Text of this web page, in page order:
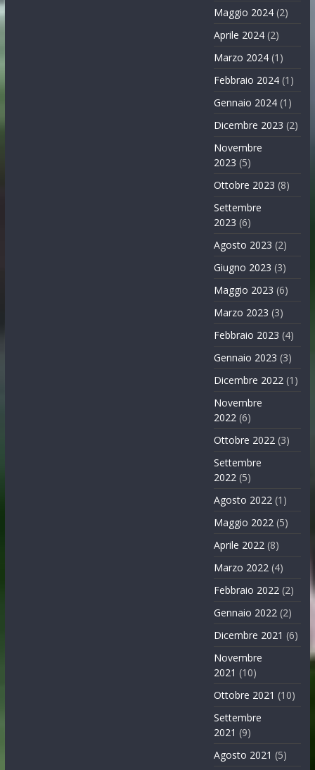
Maggio 2024 (2)
Aprile 2024 (2)
Marzo 2024 (1)
Febbraio 2024 (1)
Gennaio 2024 (1)
Dicembre 2023 (2)
Novembre
2023 (5)
Ottobre 2023 (8)
Settembre
2023 (6)
Agosto 2023 (2)
Giugno 2023 (3)
Maggio 2023 (6)
Marzo 2023 (3)
Febbraio 2023 (4)
Gennaio 2023 (3)
Dicembre 2022 (1)
Novembre
2022 (6)
Ottobre 2022 (3)
Settembre
2022 (5)
Agosto 2022 (1)
Maggio 2022 (5)
Aprile 2022 (8)
Marzo 2022 (4)
Febbraio 2022 (2)
Gennaio 2022 (2)
Dicembre 2021 (6)
Novembre
2021 (10)
Ottobre 2021 (10)
Settembre
2021 (9)
Agosto 2021 (5)